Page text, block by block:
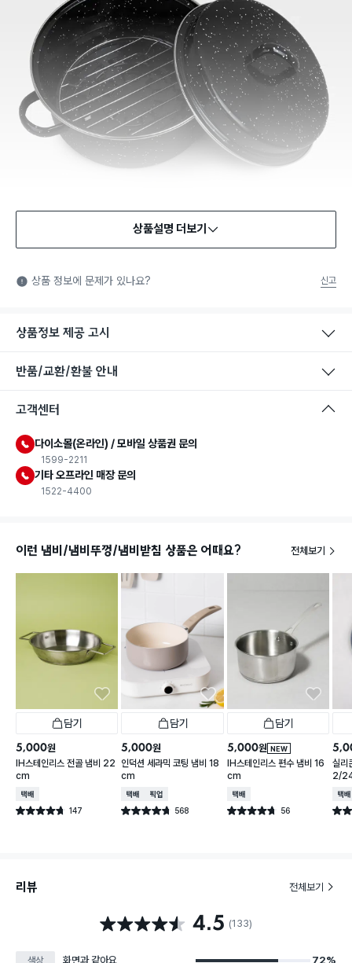
식품용 기구: 식품위생법에서 정한 규격에 따라 제조되어 식품 또
는 식품첨가물에 사용할 수 있는 식품용기구라는 표시입니다.
상품설명 더보기
상품 정보에 문제가 있나요? 신고
상품정보 제공 고시
반품/교환/환불 안내
고객센터
다이소몰(온라인) / 모바일 상품권 문의
1599-2211
기타 오프라인 매장 문의
1522-4400
이런 냄비/냄비뚜껑/냄비받침 상품은 어때요? 전체보기
담기
5,000원
IH스테인리스 전골 냄비 22
cm
택배배송
별점 4.7점 147
건 작성
담기
5,000원
인덕션 세라믹 코팅 냄비 18
cm
택배배송매장픽업
별점 4.7점 568
건 작성
담기
NEW
5,000원
IH스테인리스 편수 냄비 16
cm
택배배송
별점 4.7점 56
건 작성
실리
2/
택배
별점
리뷰 전체보기
별점 4.5점 4.5 (133)
화면과 같아요 72%